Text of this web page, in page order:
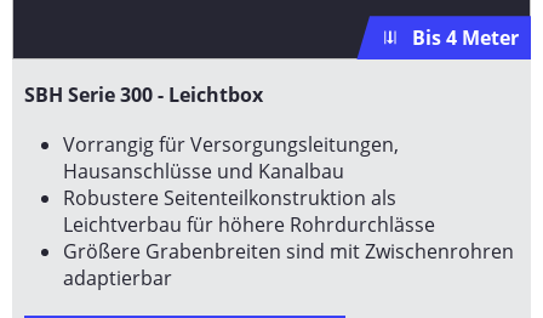
Bis 4 Meter
SBH Serie 300 - Leichtbox
Vorrangig für Versorgungsleitungen,
Hausanschlüsse und Kanalbau
Robustere Seitenteilkonstruktion als
Leichtverbau für höhere Rohrdurchlässe
Größere Grabenbreiten sind mit Zwischenrohren
adaptierbar